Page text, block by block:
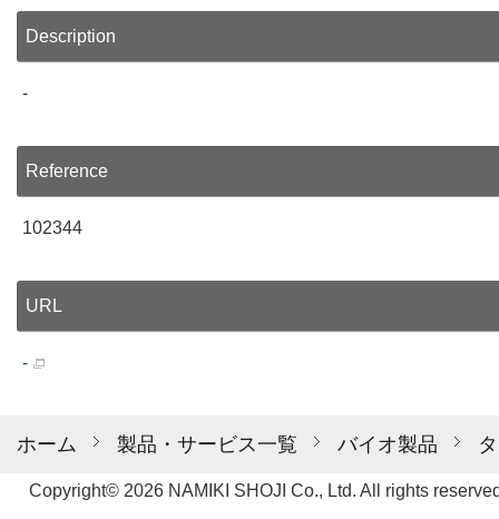
ホーム 製品・サービス一覧 バイオ製品
Description
-
Reference
102344
URL
-
Copyright© 2026 NAMIKI SHOJI Co., Ltd. All rights